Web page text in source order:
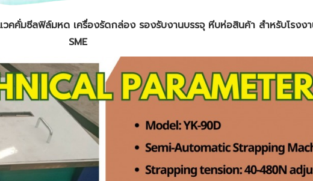
คคั่มซีลฟิล์มหด เครื่องรัดกล่อง รองรับงานบรรจุ หีบห่อสินค้า สำหรับโรงงา
SME